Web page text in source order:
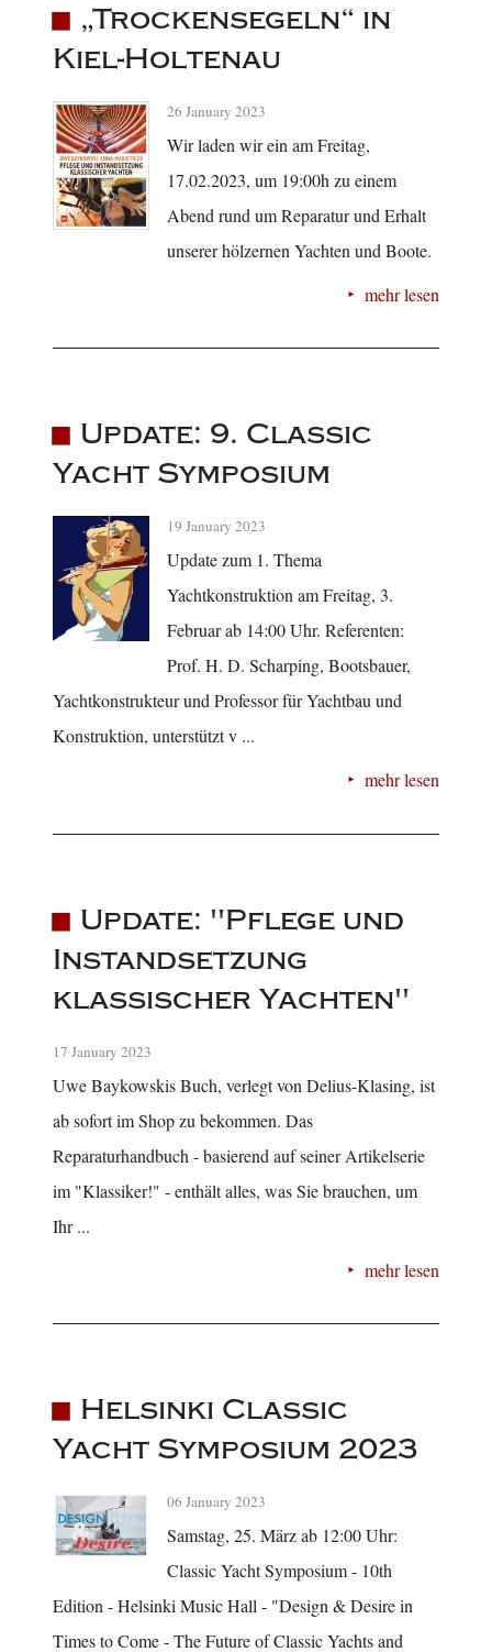
„Trockensegeln“ in
Kiel-Holtenau
26 January 2023
Wir laden wir ein am Freitag,
17.02.2023, um 19:00h zu einem
Abend rund um Reparatur und Erhalt
unserer hölzernen Yachten und Boote.
mehr lesen
Update: 9. Classic
Yacht Symposium
19 January 2023
Update zum 1. Thema
Yachtkonstruktion am Freitag, 3.
Februar ab 14:00 Uhr. Referenten:
Prof. H. D. Scharping, Bootsbauer,
Yachtkonstrukteur und Professor für Yachtbau und
Konstruktion, unterstützt v ...
mehr lesen
Update: "Pflege und
Instandsetzung
klassischer Yachten"
17 January 2023
Uwe Baykowskis Buch, verlegt von Delius-Klasing, ist
ab sofort im Shop zu bekommen. Das
Reparaturhandbuch - basierend auf seiner Artikelserie
im "Klassiker!" - enthält alles, was Sie brauchen, um
Ihr ...
mehr lesen
Helsinki Classic
Yacht Symposium 2023
06 January 2023
Samstag, 25. März ab 12:00 Uhr:
Classic Yacht Symposium - 10th
Edition - Helsinki Music Hall - "Design & Desire in
Times to Come - The Future of Classic Yachts and